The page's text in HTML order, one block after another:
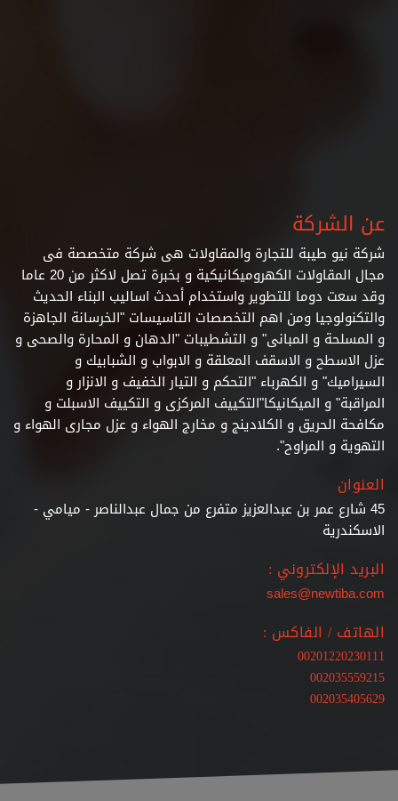
عن الشركة
شركة نيو طيبة للتجارة والمقاولات هى شركة متخصصة فى
مجال المقاولات الكهروميكانيكية و بخبرة تصل لاكثر من 20 عاما
وقد سعت دوما للتطوير واستخدام أحدث اساليب البناء الحديث
والتكنولوجيا ومن اهم التخصصات التاسيسات "الخرسانة الجاهزة
و المسلحة و المبانى" و التشطيبات "الدهان و المحارة والصحى و
عزل الاسطح و الاسقف المعلقة و الابواب و الشبابيك و
السيراميك" و الكهرباء "التحكم و التيار الخفيف و الانزار و
المراقبة" و الميكانيكا"التكييف المركزى و التكييف الاسبلت و
مكافحة الحريق و الكلادينج و مخارج الهواء و عزل مجارى الهواء و
التهوية و المراوح".
العنوان
45 شارع عمر بن عبدالعزيز متفرع من جمال عبدالناصر - ميامي -
الاسكندرية
البريد الإلكتروني :
sales@newtiba.com
الهاتف / الفاكس :
00201220230111
002035559215
002035405629